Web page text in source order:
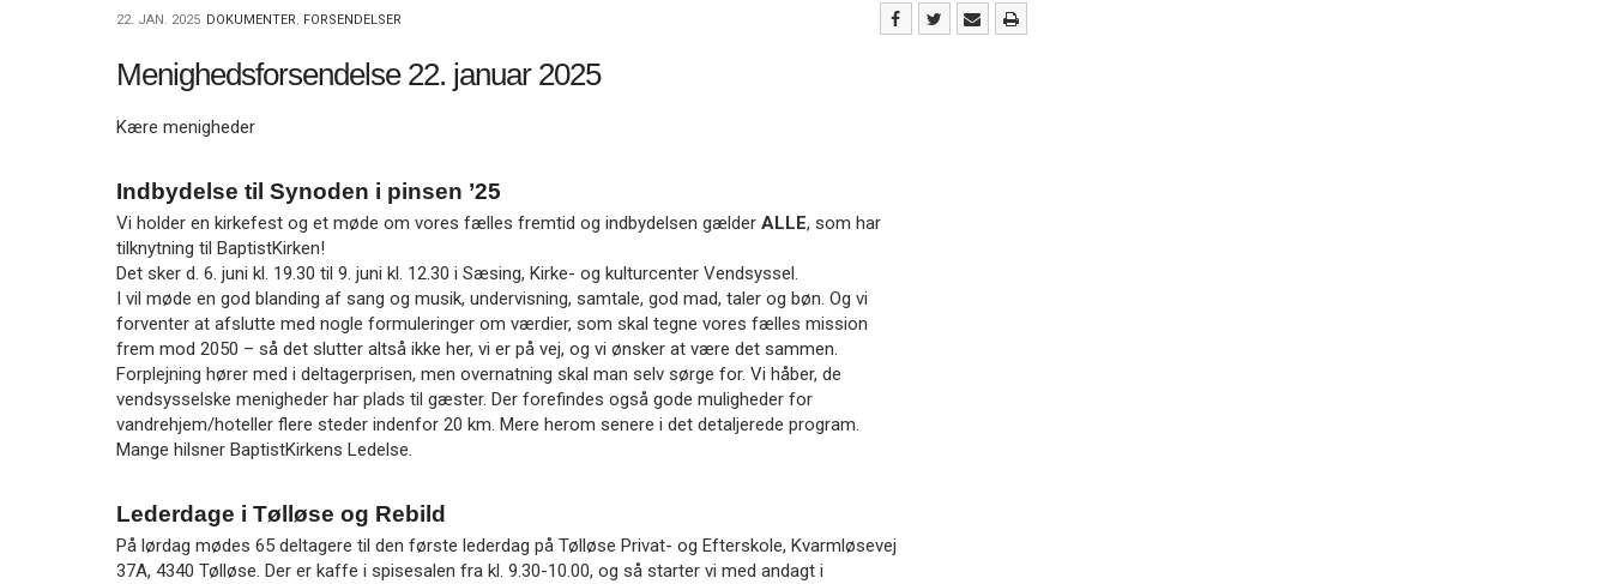
Værktøjskassen
BaptistKirken
Menighedsforsendelse
Menighedsforsendelse
22. JAN. 2025 DOKUMENTER, FORSENDELSER
Menighedsforsendelse 22. januar 2025
Kære menigheder
Indbydelse til Synoden i pinsen ’25
Vi holder en kirkefest og et møde om vores fælles fremtid og indbydelsen gælder ALLE, som har
tilknytning til BaptistKirken!
Det sker d. 6. juni kl. 19.30 til 9. juni kl. 12.30 i Sæsing, Kirke- og kulturcenter Vendsyssel.
I vil møde en god blanding af sang og musik, undervisning, samtale, god mad, taler og bøn. Og vi
forventer at afslutte med nogle formuleringer om værdier, som skal tegne vores fælles mission
frem mod 2050 – så det slutter altså ikke her, vi er på vej, og vi ønsker at være det sammen.
Forplejning hører med i deltagerprisen, men overnatning skal man selv sørge for. Vi håber, de
vendsysselske menigheder har plads til gæster. Der forefindes også gode muligheder for
vandrehjem/hoteller flere steder indenfor 20 km. Mere herom senere i det detaljerede program.
Mange hilsner BaptistKirkens Ledelse.
Lederdage i Tølløse og Rebild
På lørdag mødes 65 deltagere til den første lederdag på Tølløse Privat- og Efterskole, Kvarmløsevej
37A, 4340 Tølløse. Der er kaffe i spisesalen fra kl. 9.30-10.00, og så starter vi med andagt i